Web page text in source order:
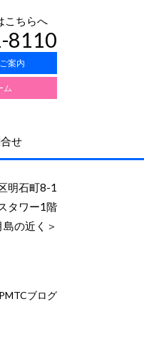
こちらへ
8110
案内
ム
せ
明石町8-1
タワー1階
の近く＞
PMTCブログ